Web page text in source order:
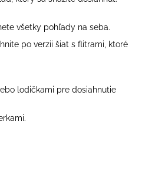
všetky pohľady na seba.
po verzii šiat s flitrami, ktoré
lodičkami pre dosiahnutie